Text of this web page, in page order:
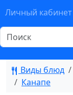
Личный кабинет
Виды блюд
Канапе